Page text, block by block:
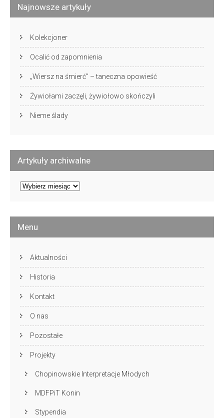
Najnowsze artykuły
Kolekcjoner
Ocalić od zapomnienia
„Wiersz na śmierć” – taneczna opowieść
Żywiołami zaczęli, żywiołowo skończyli
Nieme ślady
Artykuły archiwalne
Artykuły
Menu
Aktualności
Historia
Kontakt
O nas
Pozostałe
Projekty
Chopinowskie Interpretacje Młodych
MDFPiT Konin
Stypendia